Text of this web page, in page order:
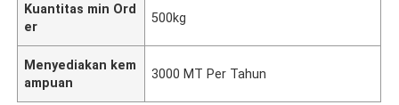
Kuantitas min Ord
er
500kg
Menyediakan kem
ampuan
3000 MT Per Tahun